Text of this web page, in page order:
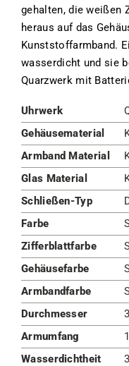
gehalten, die weißen
heraus auf das
Kunststoffarmband.
wasserdicht und sie
Quarzwerk mit
Uhrwerk
Gehäusematerial
Armband Material
Glas Material
Schließen-Typ
Farbe
Zifferblattfarbe
Gehäusefarbe
Armbandfarbe
Durchmesser
Armumfang
Wasserdichtheit